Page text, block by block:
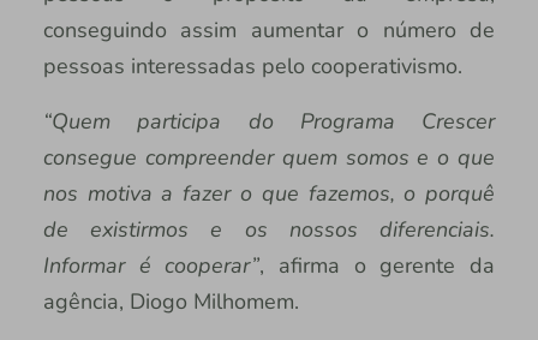
conseguindo assim aumentar o número de
pessoas interessadas pelo cooperativismo.
“Quem participa do Programa Crescer
consegue compreender quem somos e o que
nos motiva a fazer o que fazemos, o porquê
de existirmos e os nossos diferenciais.
Informar é cooperar”, afirma o gerente da
agência, Diogo Milhomem.